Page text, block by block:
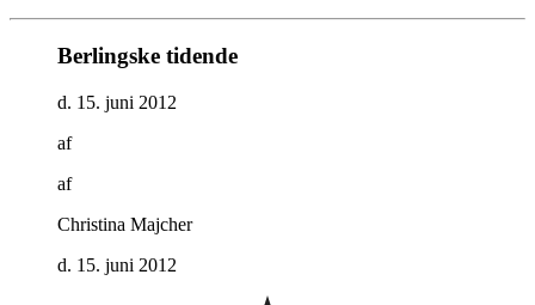
Berlingske tidende
d. 15. juni 2012
af
af
Christina Majcher
d. 15. juni 2012